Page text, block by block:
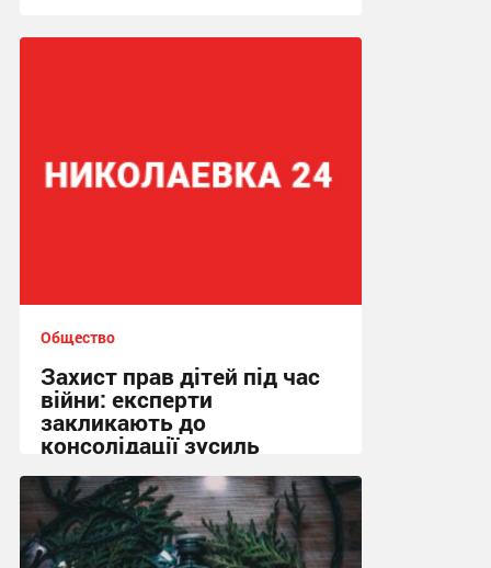
Общество
Захист прав дітей під час
війни: експерти
закликають до
консолідації зусиль
13:01, 15.02.2026